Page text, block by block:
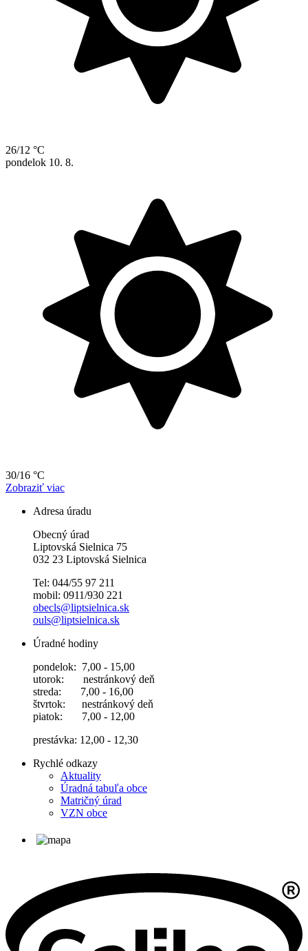
26/12 °C
pondelok 10. 8.
30/16 °C
Zobraziť viac
Adresa úradu
Obecný úrad
Liptovská Sielnica 75
032 23 Liptovská Sielnica
Tel: 044/55 97 211
mobil: 0911/930 221
obecls@liptsielnica.sk
ouls@liptsielnica.sk
Úradné hodiny
pondelok: 7,00 - 15,00
utorok: nestránkový deň
streda: 7,00 - 16,00
štvrtok: nestránkový deň
piatok: 7,00 - 12,00
prestávka: 12,00 - 12,30
Rychlé odkazy
Aktuality
Úradná tabuľa obce
Matričný úrad
VZN obce